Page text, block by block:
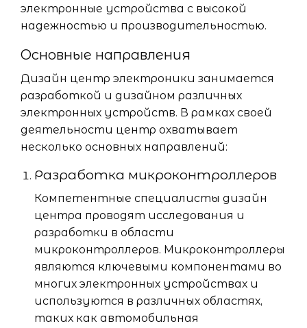
электронные устройства с высокой
надежностью и производительностью.
Основные направления
Дизайн центр электроники занимается
разработкой и дизайном различных
электронных устройств. В рамках своей
деятельности центр охватывает
несколько основных направлений:
Разработка микроконтроллеров
Компетентные специалисты дизайн
центра проводят исследования и
разработки в области
микроконтроллеров. Микроконтроллеры
являются ключевыми компонентами во
многих электронных устройствах и
используются в различных областях,
таких как автомобильная